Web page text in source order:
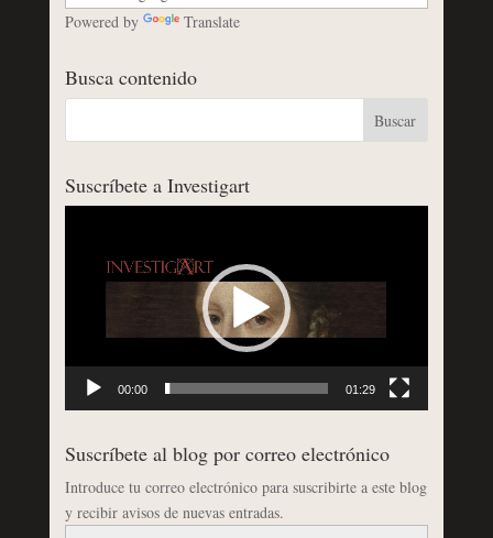
Powered by Translate
Busca contenido
Suscríbete a Investigart
00:00 01:29
Suscríbete al blog por correo electrónico
Introduce tu correo electrónico para suscribirte a este blog
y recibir avisos de nuevas entradas.